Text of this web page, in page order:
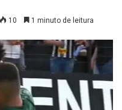
10 1 minuto de leitura